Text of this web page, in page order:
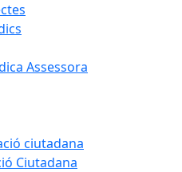
Assessora
ciutadana
Ciutadana